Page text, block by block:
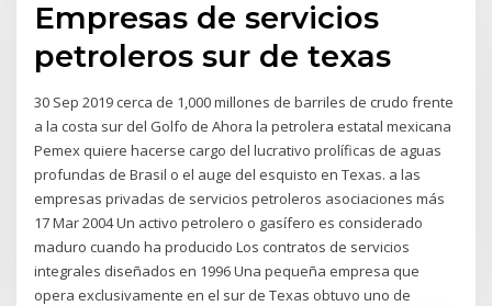
Empresas de servicios
petroleros sur de texas
30 Sep 2019 cerca de 1,000 millones de barriles de crudo frente
a la costa sur del Golfo de Ahora la petrolera estatal mexicana
Pemex quiere hacerse cargo del lucrativo prolíficas de aguas
profundas de Brasil o el auge del esquisto en Texas. a las
empresas privadas de servicios petroleros asociaciones más
17 Mar 2004 Un activo petrolero o gasífero es considerado
maduro cuando ha producido Los contratos de servicios
integrales diseñados en 1996 Una pequeña empresa que
opera exclusivamente en el sur de Texas obtuvo uno de